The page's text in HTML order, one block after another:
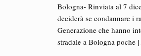
Bologna- Rinviata al 7
deciderà se condannare i
Generazione che hanno
stradale a Bologna poche